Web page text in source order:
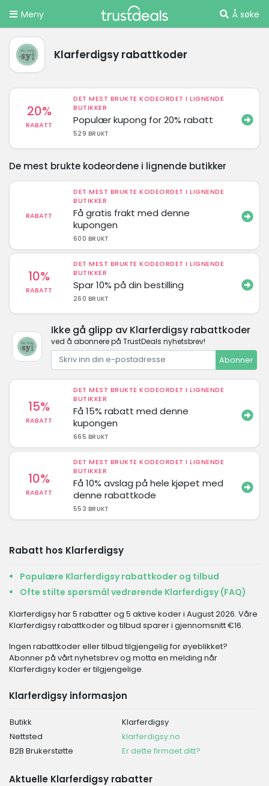
Meny Å søke
Klarferdigsy rabattkoder
20%
RABATT
DET MEST BRUKTE KODEORDET I LIGNENDE
BUTIKKER
Populær kupong for 20% rabatt
529 BRUKT
De mest brukte kodeordene i lignende butikker
RABATT
DET MEST BRUKTE KODEORDET I LIGNENDE
BUTIKKER
Få gratis frakt med denne
kupongen
600 BRUKT
10%
RABATT
DET MEST BRUKTE KODEORDET I LIGNENDE
BUTIKKER
Spar 10% på din bestilling
260 BRUKT
Ikke gå glipp av Klarferdigsy rabattkoder
ved å abonnere på TrustDeals nyhetsbrev!
Abonner
15%
RABATT
DET MEST BRUKTE KODEORDET I LIGNENDE
BUTIKKER
Få 15% rabatt med denne
kupongen
665 BRUKT
10%
RABATT
DET MEST BRUKTE KODEORDET I LIGNENDE
BUTIKKER
Få 10% avslag på hele kjøpet med
denne rabattkode
553 BRUKT
Rabatt hos Klarferdigsy
Populære Klarferdigsy rabattkoder og tilbud
Ofte stilte spørsmål vedrørende Klarferdigsy (FAQ)
Klarferdigsy har 5 rabatter og 5 aktive koder i August 2026. Våre
Klarferdigsy rabattkoder og tilbud sparer i gjennomsnitt €16.
Ingen rabattkoder eller tilbud tilgjengelig for øyeblikket?
Abonner på vårt nyhetsbrev og motta en melding når
Klarferdigsy koder er tilgjengelige.
Klarferdigsy informasjon
Butikk
Klarferdigsy
Nettsted
klarferdigsy.no
B2B Brukerstøtte
Er dette firmaet ditt?
Aktuelle Klarferdigsy rabatter